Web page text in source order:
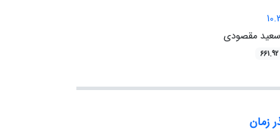
سعید مقصودی
زمان